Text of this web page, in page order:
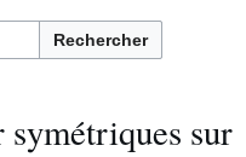
Rechercher
sur